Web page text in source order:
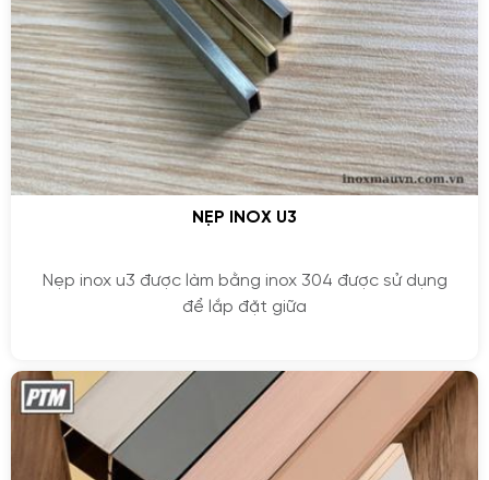
NẸP INOX U3
Nẹp inox u3 được làm bằng inox 304 được sử dụng
để lắp đặt giữa